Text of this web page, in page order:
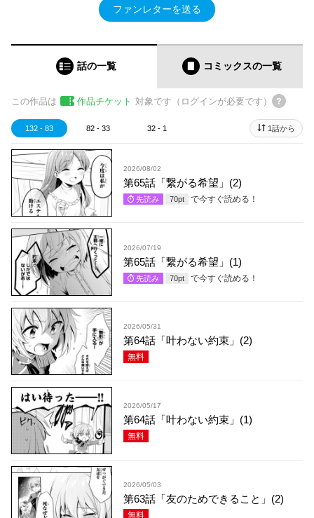
ファンレターを送る
話の一覧 コミックスの一覧
この作品は 作品チケット 対象です（ログインが必要です）
132 - 83 82 - 33 32 - 1 1話から
2026/08/02
第65話「繋がる希望」(2)
先読み 70pt で今すぐ読める！
2026/07/19
第65話「繋がる希望」(1)
先読み 70pt で今すぐ読める！
2026/05/31
第64話「叶わない約束」(2)
無料
2026/05/17
第64話「叶わない約束」(1)
無料
2026/05/03
第63話「友のためできること」(2)
無料